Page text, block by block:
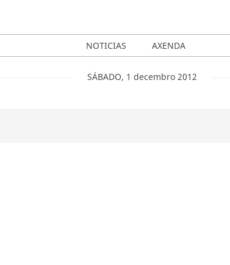
NOTICIAS AXENDA
SÁBADO, 1 decembro 2012